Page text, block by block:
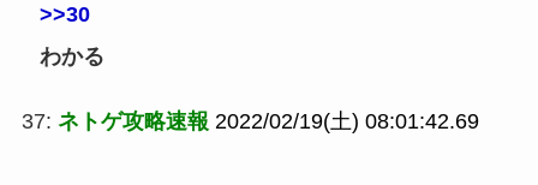
>>30
わかる
37: ネトゲ攻略速報 2022/02/19(土) 08:01:42.69